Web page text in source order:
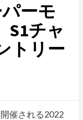
ーモ
S1チャ
トリー
催される2022